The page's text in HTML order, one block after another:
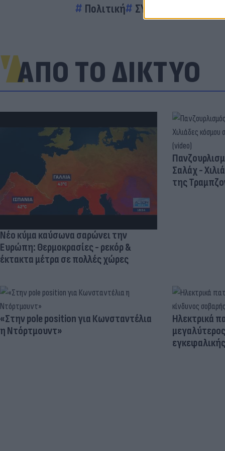
Πολιτική ΣΥΡΙΖΑ
ΑΠΟ ΤΟ ΔΙΚΤΥΟ
Νέο κύμα καύσωνα σαρώνει την
Ευρώπη: Θερμοκρασίες - ρεκόρ &
έκτακτα μέτρα σε πολλές χώρες
Σαλάχ -
της
«Στην pole position για Κωνσταντέλια
η Ντόρτμουντ»
Ηλεκτρικά